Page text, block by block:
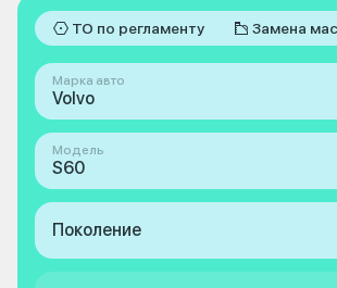
ТО по регламенту Замена
Марка авто
Volvo
Модель
S60
Поколение